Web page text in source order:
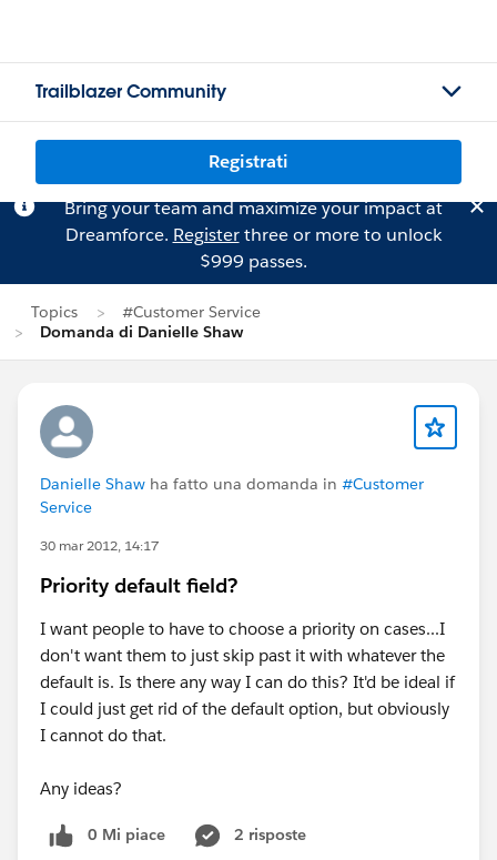
Trailblazer Community
Registrati
Bring your team and maximize your impact at
Dreamforce. Registerthree or more to unlock
$999 passes.
Topics
#Customer Service
Domanda di Danielle Shaw
Danielle Shaw ha fatto una domanda in #Customer
Service
30 mar 2012, 14:17
Priority default field?
I want people to have to choose a priority on cases...I
don't want them to just skip past it with whatever the
default is. Is there any way I can do this? It'd be ideal if
I could just get rid of the default option, but obviously
I cannot do that.
Any ideas?
0 Mi piace
2 risposte